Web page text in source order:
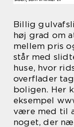
Billig
høj grad om
mellem pris
står med
huse, hvor
overflader
boligen. Her
eksempel
være med til
noget, der